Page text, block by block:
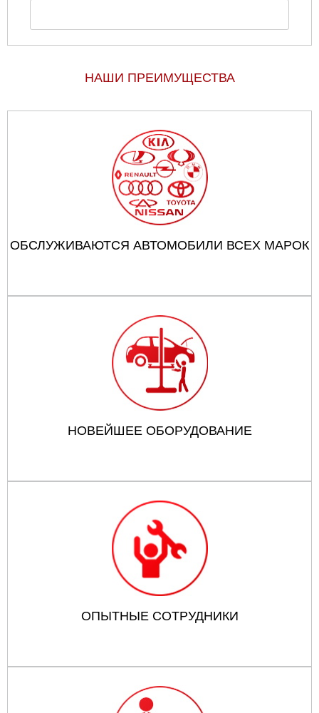
НАШИ ПРЕИМУЩЕСТВА
ОБСЛУЖИВАЮТСЯ АВТОМОБИЛИ ВСЕХ МАРОК
НОВЕЙШЕЕ ОБОРУДОВАНИЕ
ОПЫТНЫЕ СОТРУДНИКИ